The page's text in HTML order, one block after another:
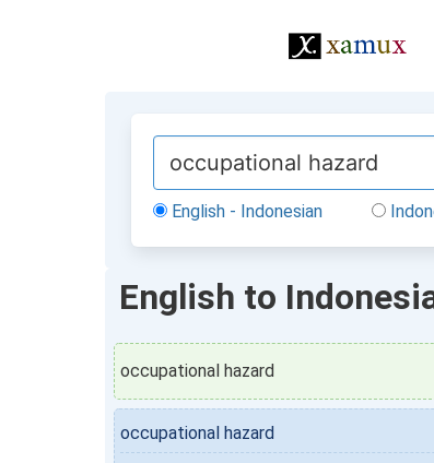
English - Indonesian
English to
occupational hazard
occupational hazard